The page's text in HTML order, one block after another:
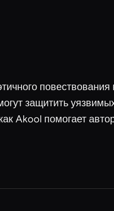
защитить
Akool помогает